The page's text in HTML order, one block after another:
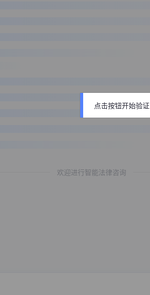
欢迎进行智能法律咨询
点击按钮开始验证